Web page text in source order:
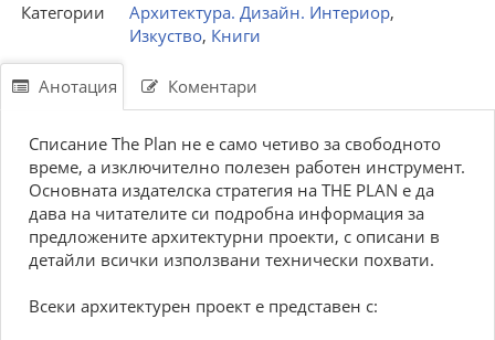
Категории
Архитектура. Дизайн. Интериор,
Изкуство, Книги
Анотация Коментари
Списание The Plan не е само четиво за свободното
време, а изключително полезен работен инструмент.
Основната издателска стратегия на THE PLAN е да
дава на читателите си подробна информация за
предложените архитектурни проекти, с описани в
детайли всички използвани технически похвати.
Всеки архитектурен проект е представен с: